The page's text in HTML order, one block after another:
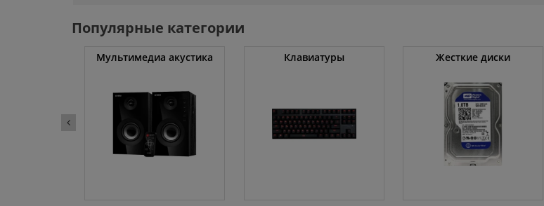
Популярные категории
Мультимедиа акустика Клавиатуры Жесткие диски